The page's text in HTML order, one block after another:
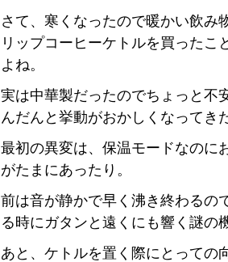
さて、寒くなったので暖かい飲み
リップコーヒーケトルを買ったこ
よね。
実は中華製だったのでちょっと不
んだんと挙動がおかしくなってき
最初の異変は、保温モードなのに
がたまにあったり。
前は音が静かで早く沸き終わるの
る時にガタンと遠くにも響く謎の
あと、ケトルを置く際にとっての